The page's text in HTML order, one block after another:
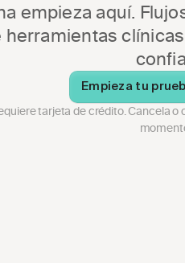
empieza aquí.
herramientas
Empieza tu
tarjeta de crédito. Cancela o